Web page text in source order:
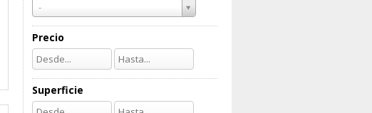
-
Precio
Superficie